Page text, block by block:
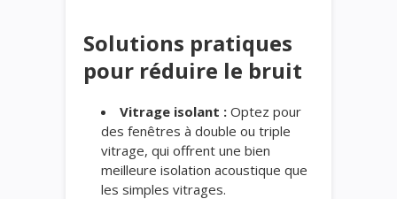
Solutions pratiques
pour réduire le bruit
Vitrage isolant : Optez pour
des fenêtres à double ou triple
vitrage, qui offrent une bien
meilleure isolation acoustique que
les simples vitrages.